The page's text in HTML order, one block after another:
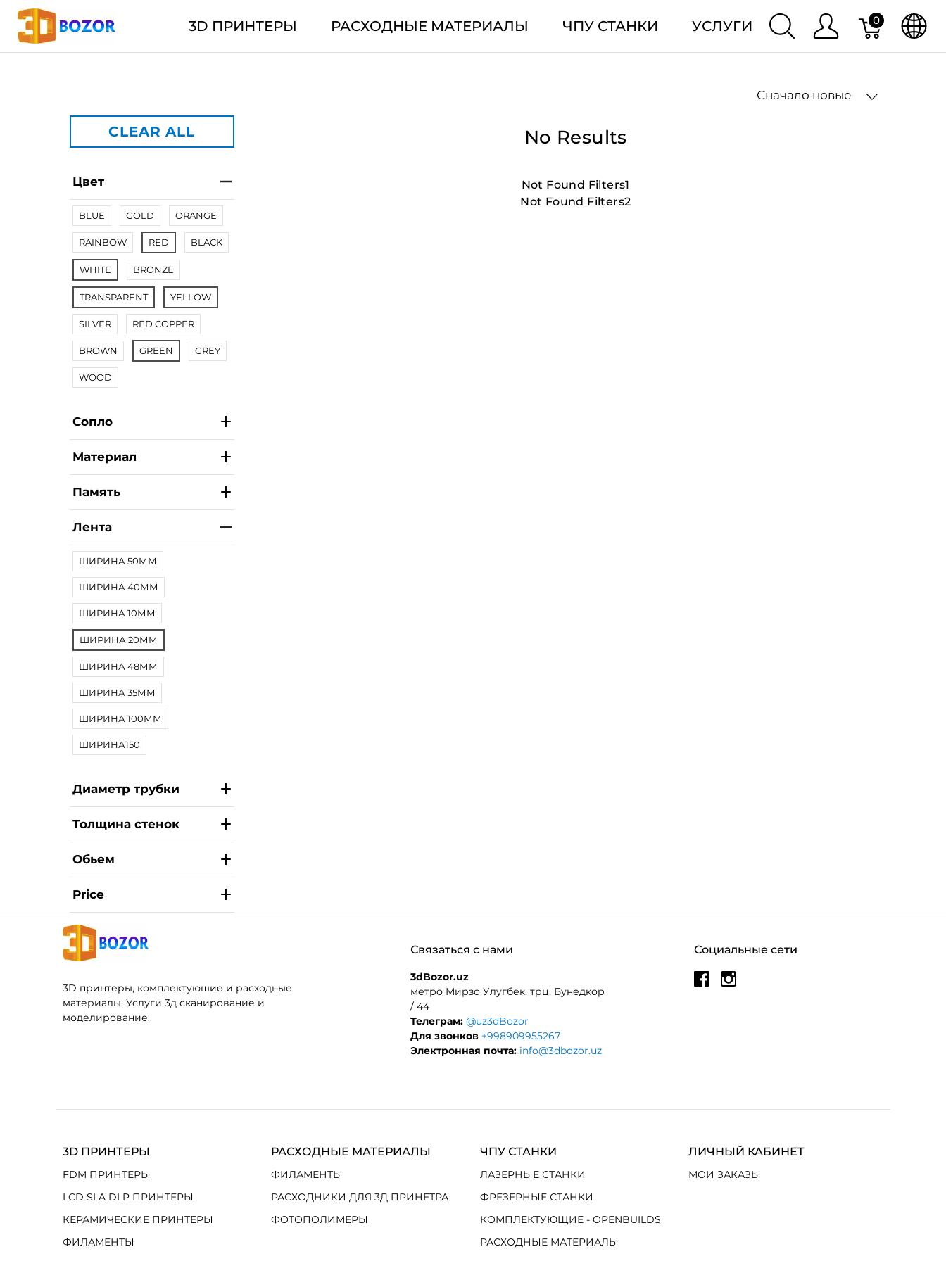
3D ПРИНТЕРЫ РАСХОДНЫЕ МАТЕРИАЛЫ ЧПУ СТАНКИ УСЛУГИ 0
Сначало новые
CLEAR ALL
Цвет
BLUE GOLD ORANGE
RAINBOW RED BLACK
WHITE BRONZE
TRANSPARENT YELLOW
SILVER RED COPPER
BROWN GREEN GREY
WOOD
Сопло
Материал
Память
Лента
ШИРИНА 50ММ
ШИРИНА 40ММ
ШИРИНА 10ММ
ШИРИНА 20ММ
ШИРИНА 48ММ
ШИРИНА 35ММ
ШИРИНА 100ММ
ШИРИНА150
Диаметр трубки
Толщина стенок
Обьем
Price
No Results
Not Found Filters1
Not Found Filters2
3D принтеры, комплектуюшие и расходные
материалы. Услуги 3д сканирование и
моделирование.
Социальные сети
Связаться с нами
3dBozor.uz
метро Мирзо Улугбек, трц. Бунедкор
/ 44
Телеграм: @uz3dBozor
Для звонков +998909955267
Электронная почта: info@3dbozor.uz
3D ПРИНТЕРЫ
FDM ПРИНТЕРЫ
LCD SLA DLP ПРИНТЕРЫ
КЕРАМИЧЕСКИЕ ПРИНТЕРЫ
ФИЛАМЕНТЫ
РАСХОДНЫЕ МАТЕРИАЛЫ
ФИЛАМЕНТЫ
РАСХОДНИКИ ДЛЯ 3Д ПРИНЕТРА
ФОТОПОЛИМЕРЫ
ЧПУ СТАНКИ
ЛАЗЕРНЫЕ СТАНКИ
ФРЕЗЕРНЫЕ СТАНКИ
КОМПЛЕКТУЮЩИЕ - OPENBUILDS
РАСХОДНЫЕ МАТЕРИАЛЫ
ЛИЧНЫЙ КАБИНЕТ
МОИ ЗАКАЗЫ